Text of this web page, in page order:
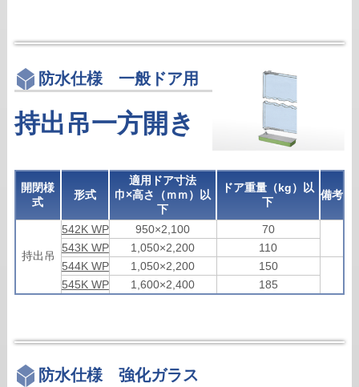
防水仕様 一般ドア用
持出吊一方開き
開閉様
式
形式
適用ドア寸法
巾×高さ（ｍｍ）以
下
ドア重量（kg）以
下
備考
持出吊
542K WP 950×2,100
70
543K WP
1,050×2,200
110
544K WP
1,050×2,200
150
545K WP
1,600×2,400 185
防水仕様 強化ガラス